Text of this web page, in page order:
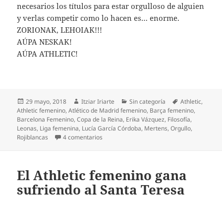
necesarios los títulos para estar orgulloso de alguien
y verlas competir como lo hacen es… enorme.
ZORIONAK, LEHOIAK!!!
AÚPA NESKAK!
AÚPA ATHLETIC!
Publicado
el
29 mayo, 2018 Autor
Itziar Iriarte Categorías
Sin categoría Etiquetas
Athletic,
Athletic femenino,Atlético de Madrid femenino, Barça femenino,
Barcelona Femenino,Copa de la Reina, Erika Vázquez, Filosofía,
Leonas, Liga femenina, Lucía García Córdoba, Mertens,Orgullo,
Rojiblancas
4 comentarios
El Athletic femenino gana
sufriendo al Santa Teresa